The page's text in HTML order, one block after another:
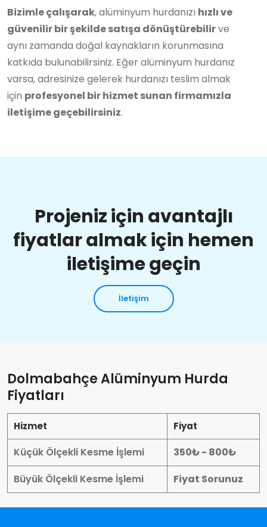
Bizimle çalışarak, alüminyum hurdanızı hızlı ve
güvenilir bir şekilde satışa dönüştürebilirve
aynı zamanda doğal kaynakların korunmasına
katkıda bulunabilirsiniz. Eğer alüminyum hurdanız
varsa, adresinize gelerek hurdanızı teslim almak
için profesyonel bir hizmet sunan firmamızla
iletişime geçebilirsiniz.
Projeniz için avantajlı
fiyatlar almak için hemen
iletişime geçin
İletişim
Dolmabahçe Alüminyum Hurda
Fiyatları
Hizmet Fiyat
Küçük Ölçekli Kesme İşlemi
350₺ - 800₺
Büyük Ölçekli Kesme İşlemi
Fiyat Sorunuz